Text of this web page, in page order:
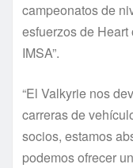
campeonatos de
esfuerzos de
IMSA”.
“El Valkyrie nos
carreras de
socios, estamos
podemos ofrecer